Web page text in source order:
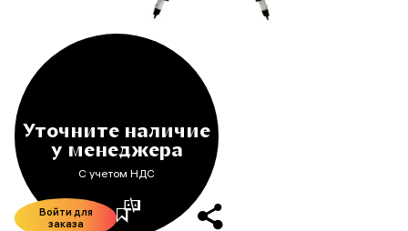
Уточните наличие
у менеджера
С учетом НДС
Войти для
заказа